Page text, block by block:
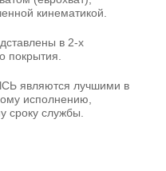
кинематикой.
в 2-х
покрытия.
являются лучшими в
исполнению,
сроку службы.